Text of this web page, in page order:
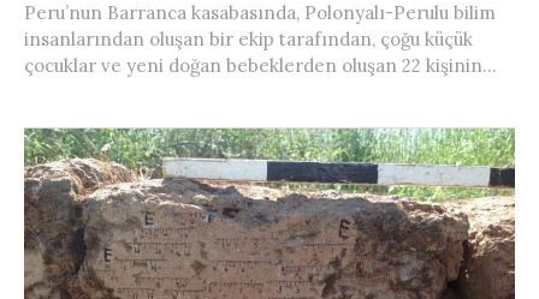
Peru’nun Barranca kasabasında, Polonyalı-Perulu bilim
insanlarından oluşan bir ekip tarafından, çoğu küçük
çocuklar ve yeni doğan bebeklerden oluşan 22 kişinin...